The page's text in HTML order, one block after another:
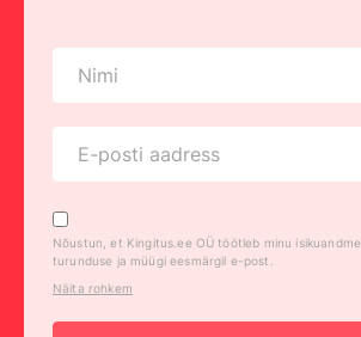
Nõustun, et Kingitus.ee OÜ töötleb minu
turunduse ja müügi eesmärgil e-post.
Näita rohkem